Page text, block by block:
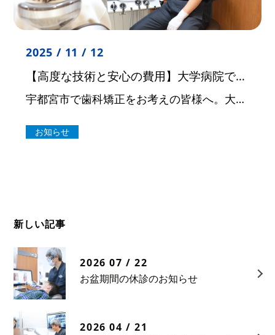
2025 / 11 / 12
【高度な技術と安心の費用】大学病院での経験と技術を宇都宮で
宇都宮市で歯科矯正をお考えの皆様へ。大坪歯科・矯正歯科医院では、都内の大学病院で豊富な経験を積み、現在も栃木県内の大学病院で治療を行っている日本矯正歯科学会認定医の院長が、質の高い矯正治療を提供しています。 「歯科矯正開 […]
お知らせ
新しい記事
2026 07 / 22
お盆期間の休診のお知らせ
2026 04 / 21